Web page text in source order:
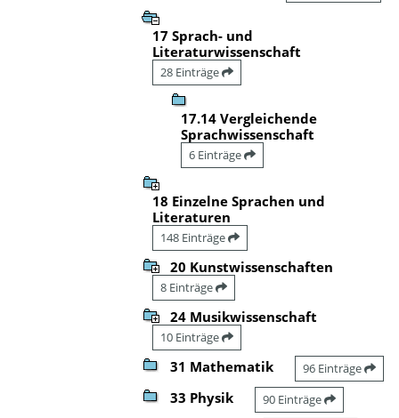
17 Sprach- und
Literaturwissenschaft
28 Einträge
17.14 Vergleichende
Sprachwissenschaft
6 Einträge
18 Einzelne Sprachen und
Literaturen
148 Einträge
20 Kunstwissenschaften
8 Einträge
24 Musikwissenschaft
10 Einträge
31 Mathematik 96 Einträge
33 Physik 90 Einträge